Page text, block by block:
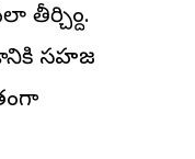
సహజ